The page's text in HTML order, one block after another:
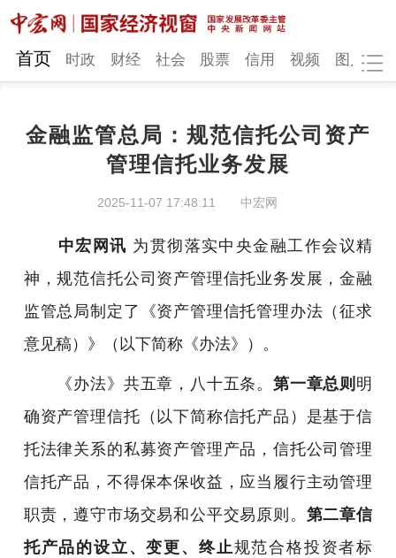
网站地图
财经 社会
图片
地方发展
首页 时政 财经 社会 股票 信用 视频 图片
金融监管总局：规范信托公司资产
管理信托业务发展
2025-11-07 17:48:11 中宏网
中宏网讯 为贯彻落实中央金融工作会议精
神，规范信托公司资产管理信托业务发展，金融
监管总局制定了《资产管理信托管理办法（征求
意见稿）》（以下简称《办法》）。
《办法》共五章，八十五条。第一章总则 明
确资产管理信托（以下简称信托产品）是基于信
托法律关系的私募资产管理产品，信托公司管理
信托产品，不得保本保收益，应当履行主动管理
职责，遵守市场交易和公平交易原则。 第二章信
托产品的设立、变更、终止规范合格投资者标